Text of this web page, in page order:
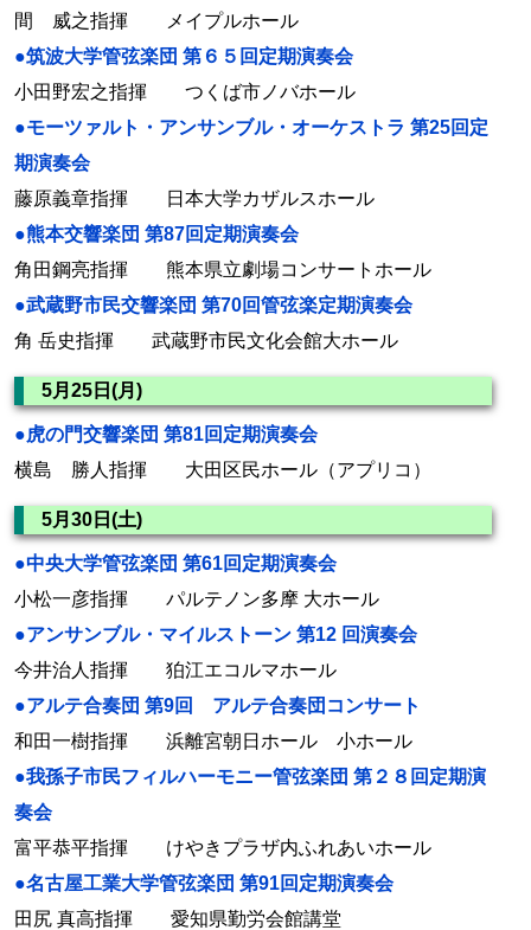
間 威之指揮 メイプルホール
●筑波大学管弦楽団 第６５回定期演奏会
小田野宏之指揮 つくば市ノバホール
●モーツァルト・アンサンブル・オーケストラ 第25回定
期演奏会
藤原義章指揮 日本大学カザルスホール
●熊本交響楽団 第87回定期演奏会
角田鋼亮指揮 熊本県立劇場コンサートホール
●武蔵野市民交響楽団 第70回管弦楽定期演奏会
角 岳史指揮 武蔵野市民文化会館大ホール
5月25日(月)
●虎の門交響楽団 第81回定期演奏会
横島 勝人指揮 大田区民ホール（アプリコ）
5月30日(土)
●中央大学管弦楽団 第61回定期演奏会
小松一彦指揮 パルテノン多摩 大ホール
●アンサンブル・マイルストーン 第12 回演奏会
今井治人指揮 狛江エコルマホール
●アルテ合奏団 第9回 アルテ合奏団コンサート
和田一樹指揮 浜離宮朝日ホール 小ホール
●我孫子市民フィルハーモニー管弦楽団 第２８回定期演
奏会
富平恭平指揮 けやきプラザ内ふれあいホール
●名古屋工業大学管弦楽団 第91回定期演奏会
田尻 真高指揮 愛知県勤労会館講堂